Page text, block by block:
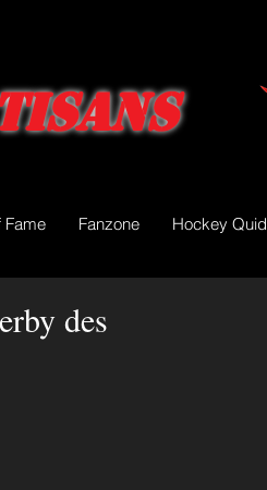
Fame Fanzone Hockey Quid
des